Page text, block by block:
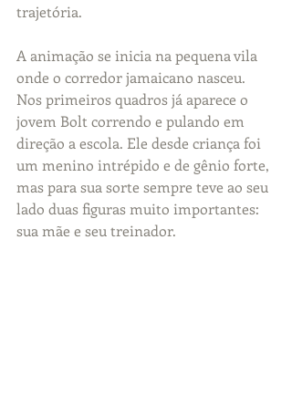
trajetória.
A animação se inicia na pequena vila
onde o corredor jamaicano nasceu.
Nos primeiros quadros já aparece o
jovem Bolt correndo e pulando em
direção a escola. Ele desde criança foi
um menino intrépido e de gênio forte,
mas para sua sorte sempre teve ao seu
lado duas figuras muito importantes:
sua mãe e seu treinador.